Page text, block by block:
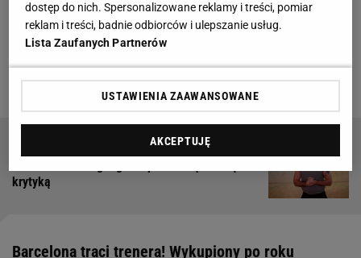
lidze hiszpańskiej, a kampania w Eurolidze
zakończyła się na rundzie play-in. Teraz okazuje się,
umowy.
Gortat skomentował swoją nieobecność na
krytyką
Barcelona traci trenera! Wykupiony po roku
dostęp do nich. Spersonalizowane reklamy i treści, pomiar
reklam i treści, badnie odbiorców i ulepszanie usług.
Lista Zaufanych Partnerów
USTAWIENIA ZAAWANSOWANE
AKCEPTUJĘ